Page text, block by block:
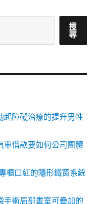
搜
尋
起障礙治療的提升男性
車借款要如何公司團體
櫃口紅的隱形鐵窗系統
手術局部畫室可疊加的